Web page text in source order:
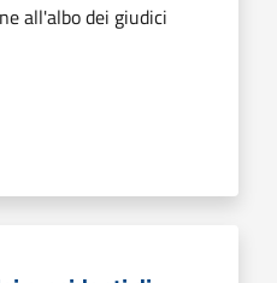
all'albo dei giudici